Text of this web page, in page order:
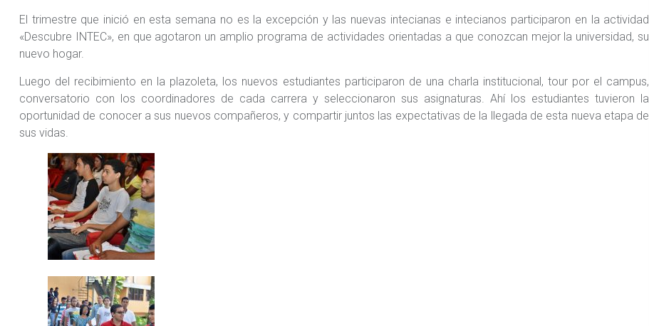
El trimestre que inició en esta semana no es la excepción y las nuevas intecianas e intecianos participaron en la actividad
«Descubre INTEC», en que agotaron un amplio programa de actividades orientadas a que conozcan mejor la universidad, su
nuevo hogar.
Luego del recibimiento en la plazoleta, los nuevos estudiantes participaron de una charla institucional, tour por el campus,
conversatorio con los coordinadores de cada carrera y seleccionaron sus asignaturas. Ahí los estudiantes tuvieron la
oportunidad de conocer a sus nuevos compañeros, y compartir juntos las expectativas de la llegada de esta nueva etapa de
sus vidas.